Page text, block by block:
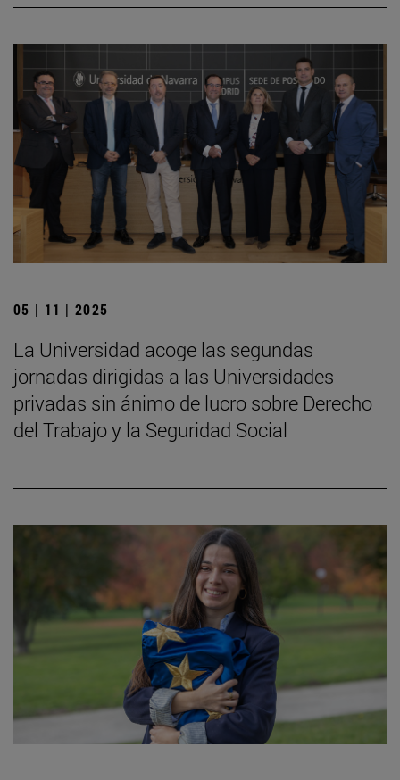
05 | 11 | 2025
La Universidad acoge las segundas
jornadas dirigidas a las Universidades
privadas sin ánimo de lucro sobre Derecho
del Trabajo y la Seguridad Social